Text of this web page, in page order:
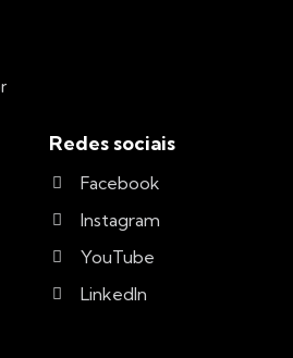
Redes sociais
Facebook
Instagram
YouTube
LinkedIn